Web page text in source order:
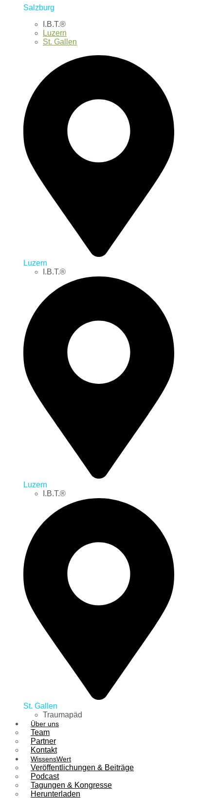
Salzburg
I.B.T.®
Luzern
St. Gallen
Luzern
I.B.T.®
Luzern
I.B.T.®
St. Gallen
Traumapäd
Über uns
Team
Partner
Kontakt
WissensWert
Veröffentlichungen & Beiträge
Podcast
Tagungen & Kongresse
Herunterladen